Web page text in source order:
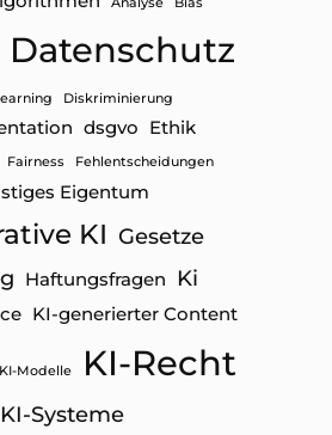
Datenschutz
Diskriminierung
dsgvo
Ethik
Fairness Fehlentscheidungen
Eigentum
KI Gesetze
Haftungsfragen Ki
KI-generierter Content
KI-Modelle KI-Recht
KI-Systeme